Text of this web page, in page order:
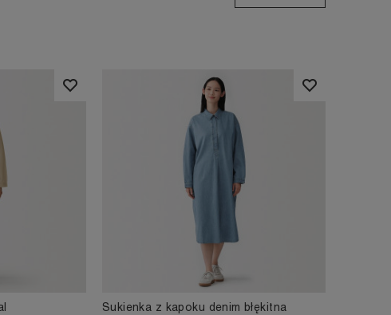
Sukienka z kapoku denim błękitna